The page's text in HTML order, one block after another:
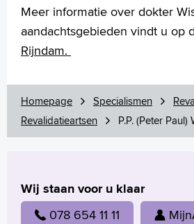
Tekstgrootte A +
English
Français
Arabisch
Meer informatie over dokter
aandachtsgebieden vindt u op
Rijndam.
Homepage Specialismen
Revalidatieartsen
P.P. (Peter Paul)
Wij staan voor u klaar
078 654 11 11